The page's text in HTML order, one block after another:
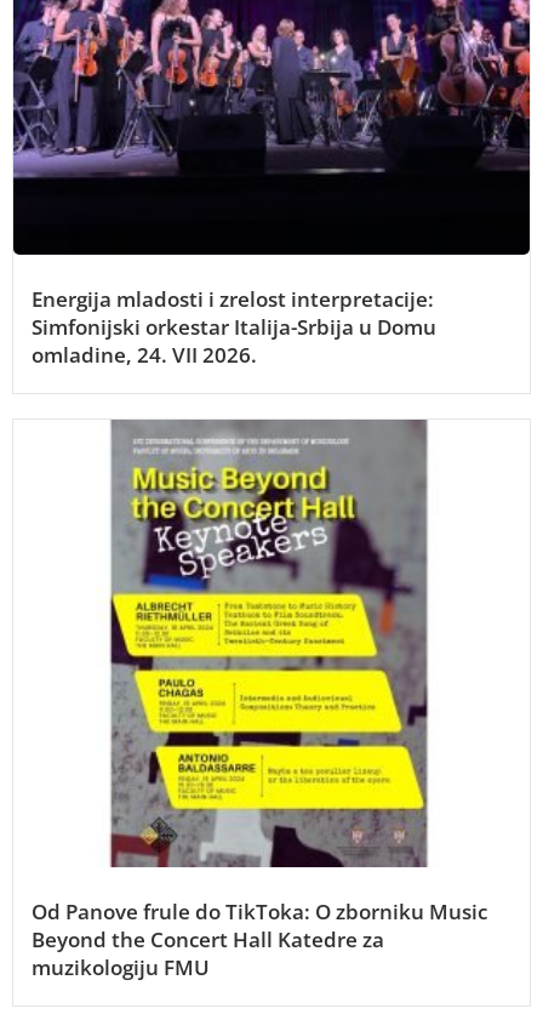
Energija mladosti i zrelost interpretacije:
Simfonijski orkestar Italija-Srbija u Domu
omladine, 24. VII 2026.
Od Panove frule do TikToka: O zborniku Music
Beyond the Concert Hall Katedre za
muzikologiju FMU